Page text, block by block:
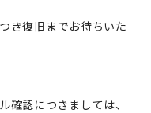
き復旧までお待ちいた
確認につきましては、